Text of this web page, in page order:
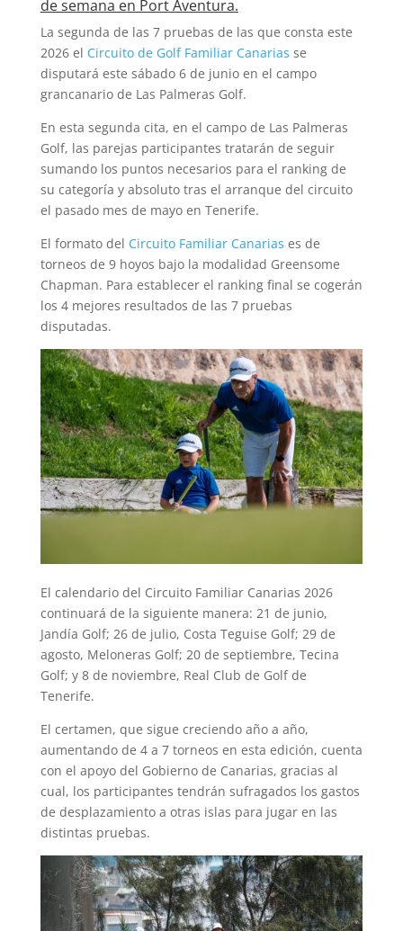
de semana en Port Aventura.
La segunda de las 7 pruebas de las que consta este
2026 el Circuito de Golf Familiar Canarias se
disputará este sábado 6 de junio en el campo
grancanario de Las Palmeras Golf.
En esta segunda cita, en el campo de Las Palmeras
Golf, las parejas participantes tratarán de seguir
sumando los puntos necesarios para el ranking de
su categoría y absoluto tras el arranque del circuito
el pasado mes de mayo en Tenerife.
El formato del Circuito Familiar Canarias es de
torneos de 9 hoyos bajo la modalidad Greensome
Chapman. Para establecer el ranking final se cogerán
los 4 mejores resultados de las 7 pruebas
disputadas.
El calendario del Circuito Familiar Canarias 2026
continuará de la siguiente manera: 21 de junio,
Jandía Golf; 26 de julio, Costa Teguise Golf; 29 de
agosto, Meloneras Golf; 20 de septiembre, Tecina
Golf; y 8 de noviembre, Real Club de Golf de
Tenerife.
El certamen, que sigue creciendo año a año,
aumentando de 4 a 7 torneos en esta edición, cuenta
con el apoyo del Gobierno de Canarias, gracias al
cual, los participantes tendrán sufragados los gastos
de desplazamiento a otras islas para jugar en las
distintas pruebas.